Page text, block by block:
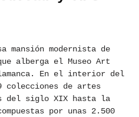
mansión modernista de
alberga el Museo Art
En el interior del
colecciones de artes
del siglo XIX hasta la
por unas 2.500